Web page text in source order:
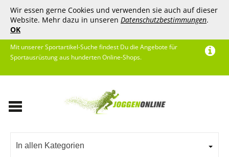
Wir essen gerne Cookies und verwenden sie auch auf dieser
Website. Mehr dazu in unseren Datenschutzbestimmungen.
OK
Mit unserer Sportartikel-Suche findest Du die Angebote für
Sportausrüstung aus hunderten Online-Shops.
In allen Kategorien